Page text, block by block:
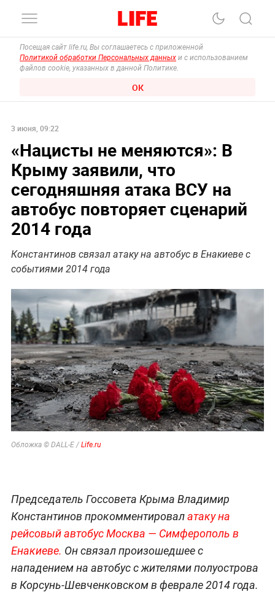
Посещая сайт life.ru, Вы соглашаетесь с приложенной
Политикой обработки Персональных данных и с использованием
файлов cookie, указанных в данной Политике.
ОК
3 июня, 09:22
«Нацисты не меняются»: В
Крыму заявили, что
сегодняшняя атака ВСУ на
автобус повторяет сценарий
2014 года
Константинов связал атаку на автобус в Енакиеве с
событиями 2014 года
Обложка © DALL-E / Life.ru
Председатель Госсовета Крыма Владимир
Константинов прокомментировалатаку на
рейсовый автобус Москва — Симферополь в
Енакиеве. Он связал произошедшее с
нападением на автобус с жителями полуострова
в Корсунь-Шевченковском в феврале 2014 года.